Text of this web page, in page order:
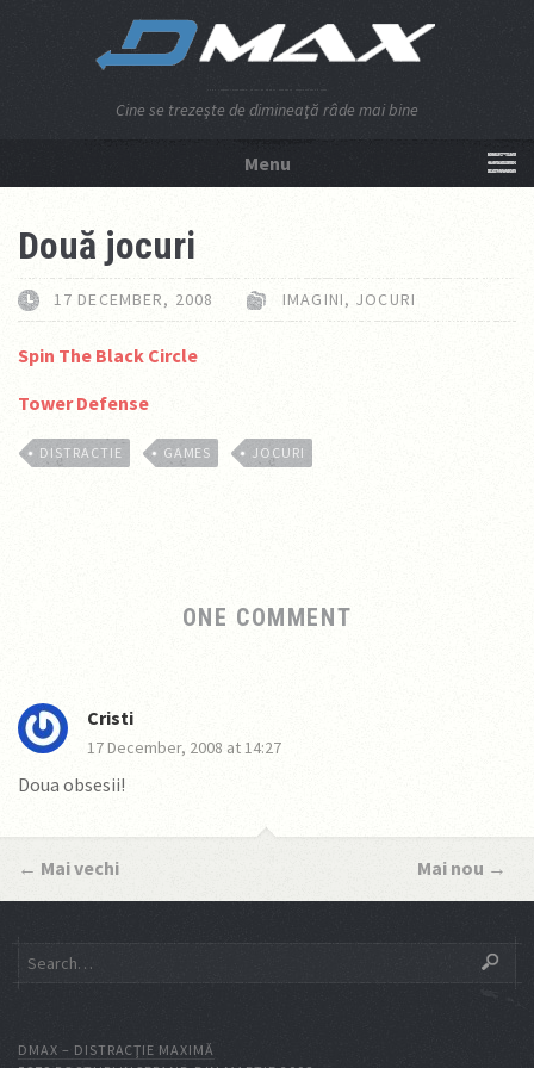
Cine se trezeşte de dimineaţă râde mai bine
Menu
Două jocuri
17 DECEMBER, 2008 IMAGINI, JOCURI
Spin The Black Circle
Tower Defense
DISTRACTIE GAMES JOCURI
ONE COMMENT
Cristi
17 December, 2008 at 14:27
Doua obsesii!
← Mai vechi Mai nou →
DMAX – DISTRACŢIE MAXIMĂ